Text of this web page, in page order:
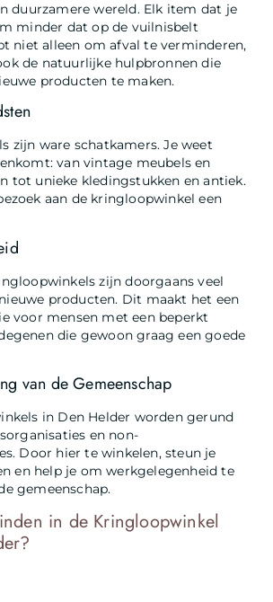
duurzamere wereld. Elk item dat je
minder dat op de vuilnisbelt
niet alleen om afval te verminderen,
de natuurlijke hulpbronnen die
producten te maken.
zijn ware schatkamers. Je weet
van vintage meubels en
tot unieke kledingstukken en antiek.
aan de kringloopwinkel een
zijn doorgaans veel
producten. Dit maakt het een
voor mensen met een beperkt
die gewoon graag een goede
van de Gemeenschap
in Den Helder worden gerund
en non-
Door hier te winkelen, steun je
en help je om werkgelegenheid te
gemeenschap.
in de Kringloopwinkel